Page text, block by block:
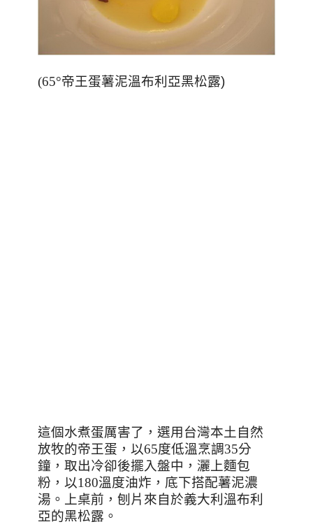
(65°帝王蛋薯泥溫布利亞黑松露)
這個水煮蛋厲害了，選用台灣本土自然
放牧的帝王蛋，以65度低溫烹調35分
鐘，取出冷卻後擺入盤中，灑上麵包
粉，以180溫度油炸，底下搭配薯泥濃
湯。上桌前，刨片來自於義大利溫布利
亞的黑松露。